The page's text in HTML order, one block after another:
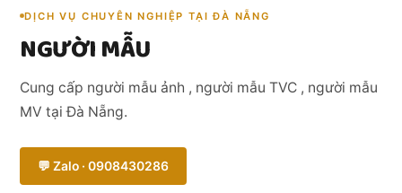
DỊCH VỤ CHUYÊN NGHIỆP TẠI ĐÀ NẴNG
NGƯỜI MẪU
Cung cấp người mẫu ảnh , người mẫu TVC , người mẫu
MV tại Đà Nẵng.
💬 Zalo · 0908430286